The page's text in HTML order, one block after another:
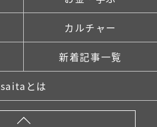
カルチャー
新着記事一覧
saitaとは